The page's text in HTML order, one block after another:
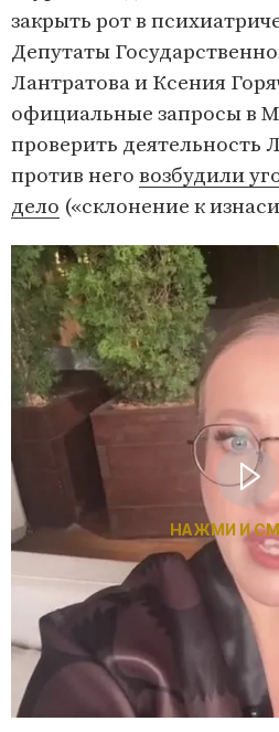
закрыть рот в
Депутаты
Лантратова и Ксения
официальные запросы в
проверить деятельность
против него возбудили
дело («склонение к
НАЖМИ И